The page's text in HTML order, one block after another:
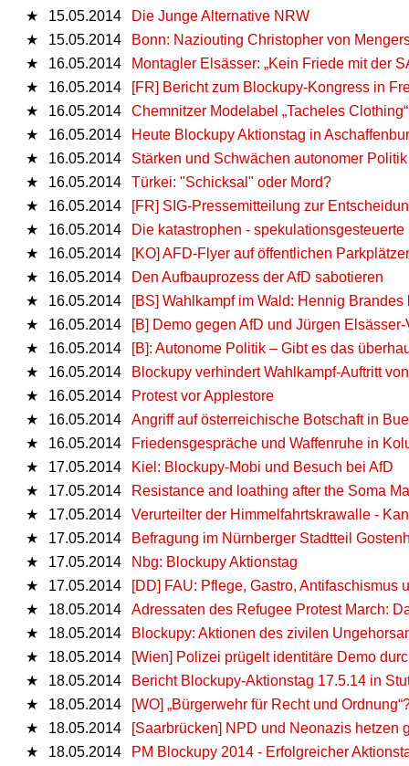
★ 15.05.2014
Die Junge Alternative NRW
★
15.05.2014
Bonn: Naziouting Christopher von
★
16.05.2014
Montagler Elsässer: „Kein Friede mit der
★
16.05.2014
[FR] Bericht zum Blockupy-Kongress in
★
16.05.2014
Chemnitzer Modelabel „Tacheles
★
16.05.2014
Heute Blockupy Aktionstag in
★
16.05.2014
Stärken und Schwächen autonomer
★
16.05.2014
Türkei: "Schicksal" oder Mord?
★
16.05.2014
[FR] SIG-Pressemitteilung zur
★
16.05.2014
Die katastrophen -
★
16.05.2014
[KO] AFD-Flyer auf öffentlichen
★
16.05.2014
Den Aufbauprozess der AfD sabotieren
★
16.05.2014
[BS] Wahlkampf im Wald: Hennig
★
16.05.2014
[B] Demo gegen AfD und Jürgen
★
16.05.2014
[B]: Autonome Politik – Gibt es das
★
16.05.2014
Blockupy verhindert Wahlkampf-Auftritt
★
16.05.2014
Protest vor Applestore
★
16.05.2014
Angriff auf österreichische Botschaft in
★
16.05.2014
Friedensgespräche und Waffenruhe in
★
17.05.2014
Kiel: Blockupy-Mobi und Besuch bei AfD
★
17.05.2014
Resistance and loathing after the Soma
★
17.05.2014
Verurteilter der Himmelfahrtskrawalle -
★
17.05.2014
Befragung im Nürnberger Stadtteil
★
17.05.2014
Nbg: Blockupy Aktionstag
★
17.05.2014
[DD] FAU: Pflege, Gastro, Antifaschismus
★
18.05.2014
Adressaten des Refugee Protest March:
★
18.05.2014
Blockupy: Aktionen des zivilen
★
18.05.2014
[Wien] Polizei prügelt identitäre Demo
★
18.05.2014
Bericht Blockupy-Aktionstag 17.5.14 in
★
18.05.2014
[WO] „Bürgerwehr für Recht und
★
18.05.2014
[Saarbrücken] NPD und Neonazis hetzen
★
18.05.2014
PM Blockupy 2014 - Erfolgreicher